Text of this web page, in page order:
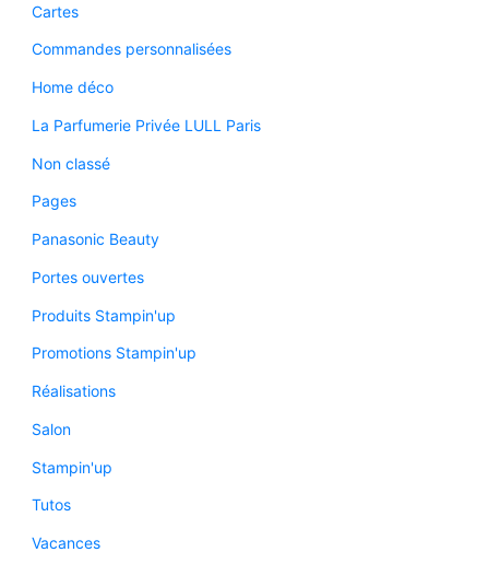
Cartes
Commandes personnalisées
Home déco
La Parfumerie Privée LULL Paris
Non classé
Pages
Panasonic Beauty
Portes ouvertes
Produits Stampin'up
Promotions Stampin'up
Réalisations
Salon
Stampin'up
Tutos
Vacances